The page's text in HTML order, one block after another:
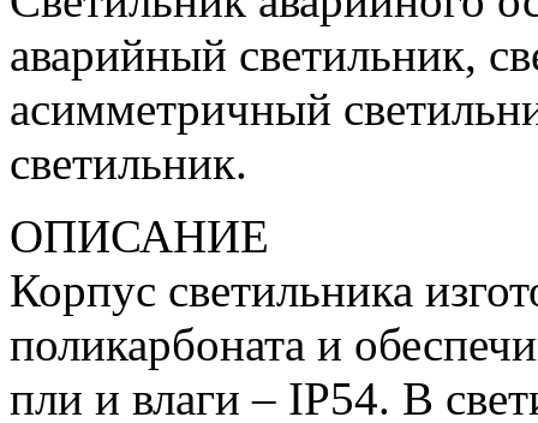
аварийный светильник,
асимметричный
светильник.
ОПИСАНИЕ
Корпус светильника
поликарбоната и
пли и влаги – IP54. В